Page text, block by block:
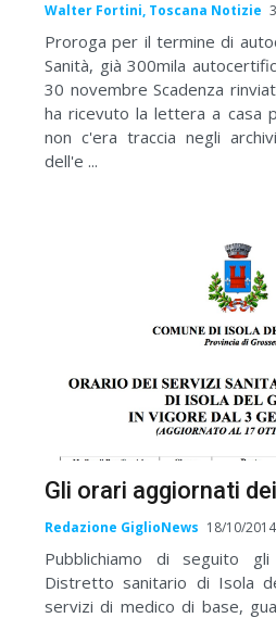
Walter Fortini, Toscana Notizie
Proroga per il termine di
Sanità, già 300mila
30 novembre Scadenza
ha ricevuto la lettera a casa
non c'era traccia negli
dell'e ...
Gli orari aggiornati
Redazione GiglioNews 18/10/2014
Pubblichiamo di seguito
Distretto sanitario di Isola
servizi di medico di base,